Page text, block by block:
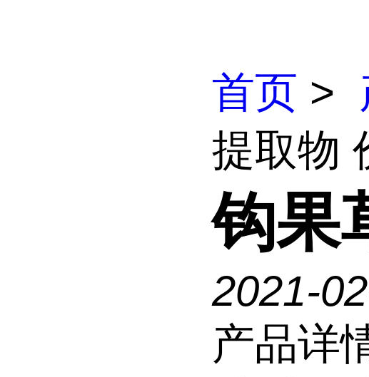
首页 >
提取物
钩果
2021-
产品详